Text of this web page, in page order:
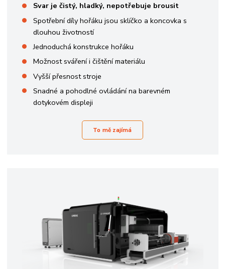
Svar je čistý, hladký, nepotřebuje brousit
Spotřební díly hořáku jsou sklíčko a koncovka s
dlouhou životností
Jednoduchá konstrukce hořáku
Možnost sváření i čištění materiálu
Vyšší přesnost stroje
Snadné a pohodlné ovládání na barevném
dotykovém displeji
To mě zajímá